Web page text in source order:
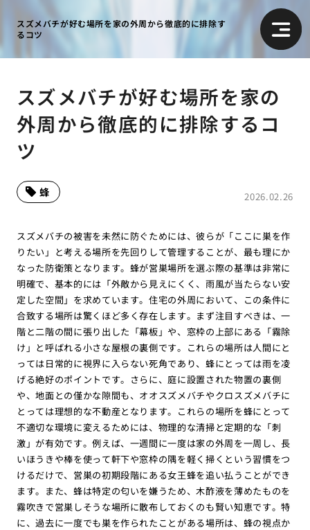
スズメバチが好む場所を家の外周から徹底的に排除す
るコツ
スズメバチが好む場所を家の
外周から徹底的に排除するコ
ツ
2026.02.26
蜂
スズメバチの被害を未然に防ぐためには、彼らが「ここに巣を作
りたい」と考える場所を先回りして管理することが、最も理にか
なった防衛策となります。蜂が営巣場所を選ぶ際の基準は非常に
明確で、基本的には「外敵から見えにくく、雨風が当たらない安
定した空間」を求めています。住宅の外周において、この条件に
合致する場所は驚くほど多く存在します。まず注目すべきは、一
階と二階の間に張り出した「幕板」や、窓枠の上部にある「霧除
け」と呼ばれる小さな屋根の裏側です。これらの場所は人間にと
っては日常的に視界に入らない死角であり、蜂にとっては雨を凌
げる絶好のポイントです。さらに、庭に設置された物置の裏側
や、地面との僅かな隙間も、オオスズメバチやクロスズメバチに
とっては理想的な不動産となります。これらの場所を蜂にとって
不適切な環境に変えるためには、物理的な清掃と定期的な「刺
激」が有効です。例えば、一週間に一度は家の外周を一周し、長
いほうきや棒を使って軒下や窓枠の隅を軽く掃くという習慣をつ
けるだけで、営巣の初期段階にある女王蜂を追い払うことができ
ます。また、蜂は特定の匂いを嫌うため、木酢液を薄めたものを
霧吹きで営巣しそうな場所に散布しておくのも賢い知恵です。特
に、過去に一度でも巣を作られたことがある場所は、蜂の視点か